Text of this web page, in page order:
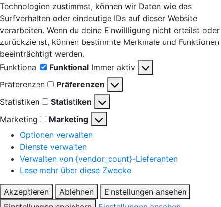
Technologien zustimmst, können wir Daten wie das
Surfverhalten oder eindeutige IDs auf dieser Website
verarbeiten. Wenn du deine Einwillligung nicht erteilst oder
zurückziehst, können bestimmte Merkmale und Funktionen
beeinträchtigt werden.
Funktional
Funktional Immer aktiv
Präferenzen
Präferenzen
Statistiken
Statistiken
Marketing
Marketing
Optionen verwalten
Dienste verwalten
Verwalten von {vendor_count}-Lieferanten
Lese mehr über diese Zwecke
Akzeptieren Ablehnen
Einstellungen ansehen